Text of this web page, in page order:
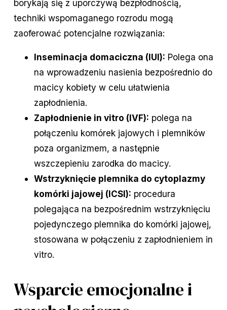
borykają się z uporczywą bezpłodnością,
techniki wspomaganego rozrodu mogą
zaoferować potencjalne rozwiązania:
Inseminacja domaciczna (IUI): Polega ona
na wprowadzeniu nasienia bezpośrednio do
macicy kobiety w celu ułatwienia
zapłodnienia.
Zapłodnienie in vitro (IVF): polega na
połączeniu komórek jajowych i plemników
poza organizmem, a następnie
wszczepieniu zarodka do macicy.
Wstrzyknięcie plemnika do cytoplazmy
komórki jajowej (ICSI): procedura
polegająca na bezpośrednim wstrzyknięciu
pojedynczego plemnika do komórki jajowej,
stosowana w połączeniu z zapłodnieniem in
vitro.
Wsparcie emocjonalne i